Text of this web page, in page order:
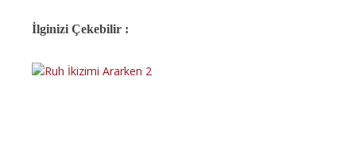
İlginizi Çekebilir :